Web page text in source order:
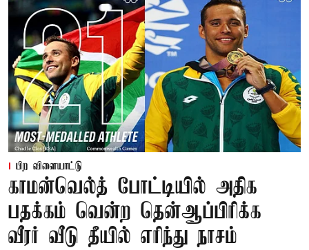
பிற விளையாட்டு
காமன்வெல்த் போட்டியில் அதிக
பதக்கம் வென்ற தென்ஆப்பிரிக்க
வீரர் வீடு தீயில் எரிந்து நாசம்